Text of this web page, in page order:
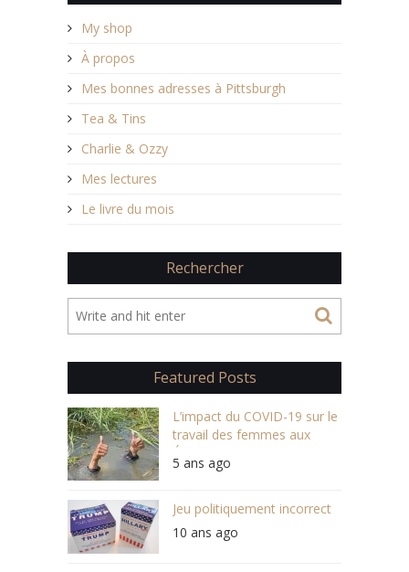
My shop
À propos
Mes bonnes adresses à Pittsburgh
Tea & Tins
Charlie & Ozzy
Mes lectures
Le livre du mois
Rechercher
Featured Posts
L’impact du COVID-19 sur le
travail des femmes aux
États-Unis
5 ans ago
Jeu politiquement incorrect
10 ans ago